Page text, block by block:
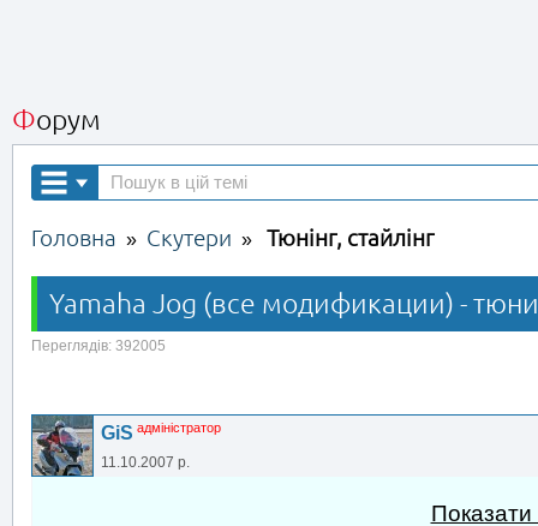
Форум
Головна » Скутери » Тюнінг, стайлінг
Yamaha Jog (все модификации) -
Переглядів: 392005
GiS адміністратор
11.10.2007 р.
Показати